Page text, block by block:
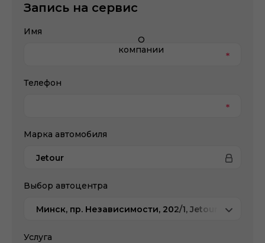
О
компании
Запись на сервис
Имя
Телефон
Марка автомобиля
Jetour
Выбор автоцентра
Минск, пр. Независимости, 202/1, Jetour Атлант-
Услуга